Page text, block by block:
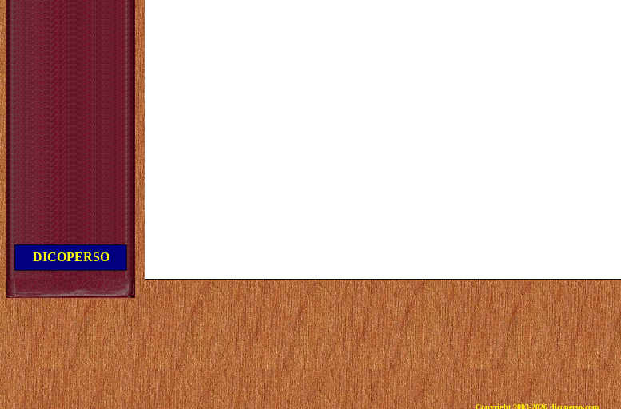
DICOPERSO
Copyright 2003-2026 dicoperso.com